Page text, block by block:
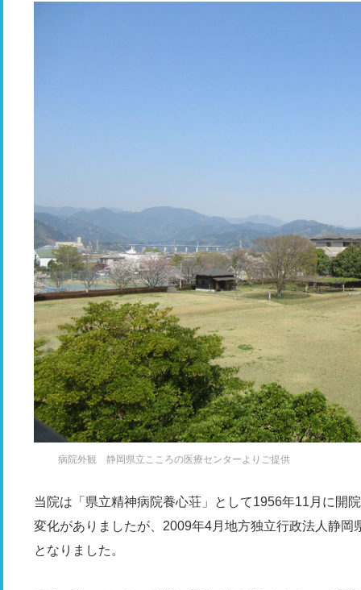
病院外観 静岡県立こころの医療センターよりご提供
当院は「県立精神病院養心荘」として1956年11月に開
変化がありましたが、2009年4月地方独立行政法人静
となりました。